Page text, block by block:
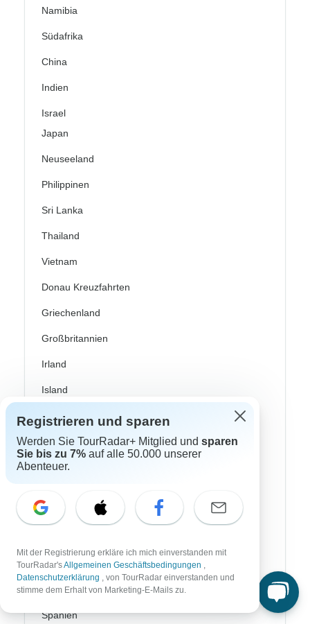
Namibia
Südafrika
China
Indien
Israel
Japan
Neuseeland
Philippinen
Sri Lanka
Thailand
Vietnam
Donau Kreuzfahrten
Griechenland
Großbritannien
Irland
Island
Italien
Kroatien
Norwegen
Portugal
Schweden
Skandinavien
Spanien
Registrieren und sparen
Werden Sie TourRadar+ Mitglied und sparen
Sie bis zu 7% auf alle 50.000 unserer
Abenteuer.
Mit der Registrierung erkläre ich mich einverstanden mit
TourRadar'sAllgemeinen Geschäftsbedingungen ,
Datenschutzerklärung , von TourRadar einverstanden und
stimme dem Erhalt von Marketing-E-Mails zu.